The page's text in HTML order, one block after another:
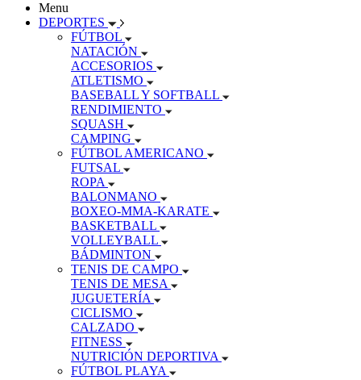
Menu
DEPORTES
FÚTBOL
NATACIÓN
ACCESORIOS
ATLETISMO
BASEBALL Y SOFTBALL
RENDIMIENTO
SQUASH
CAMPING
FÚTBOL AMERICANO
FUTSAL
ROPA
BALONMANO
BOXEO-MMA-KARATE
BASKETBALL
VOLLEYBALL
BÁDMINTON
TENIS DE CAMPO
TENIS DE MESA
JUGUETERÍA
CICLISMO
CALZADO
FITNESS
NUTRICIÓN DEPORTIVA
FÚTBOL PLAYA